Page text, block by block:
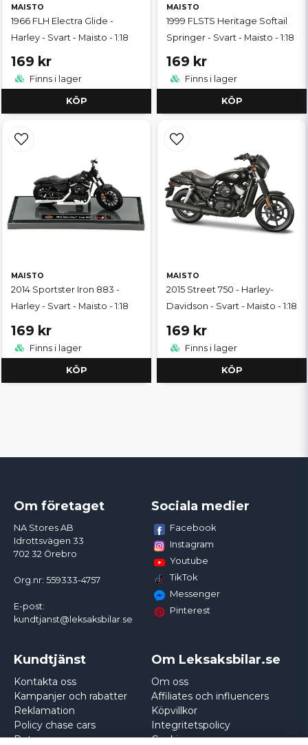
MAISTO
1966 FLH Electra Glide -
Harley - Svart - Maisto - 1:18
169 kr
Finns i lager
KÖP
MAISTO
1999 FLSTS Heritage Softail
Springer - Svart - Maisto - 1:18
169 kr
Finns i lager
KÖP
MAISTO
2014 Sportster Iron 883 -
Harley - Svart - Maisto - 1:18
169 kr
Finns i lager
KÖP
MAISTO
2015 Street 750 - Harley-
Davidson - Svart - Maisto - 1:18
169 kr
Finns i lager
KÖP
Om företaget
NA Stores AB
Idrottsvägen 33
702 32 Örebro
Org.nr: 559333-4757
E-post:
kundtjanst@leksaksbilar.se
Sociala medier
Facebook
Instagram
Youtube
TikTok
Messenger
Pinterest
Kundtjänst
Kontakta oss
Kampanjer och rabatter
Reklamation
Policy chase cars
Returnera
Om Leksaksbilar.se
Om oss
Affiliates och influencers
Köpvillkor
Integritetspolicy
Cookies